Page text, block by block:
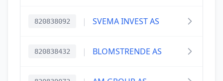
820838092 | SVEMA INVEST AS
820838432 | BLOMSTRENDE AS